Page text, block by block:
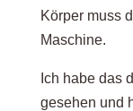
Körper muss
Maschine.
Ich habe das
gesehen und